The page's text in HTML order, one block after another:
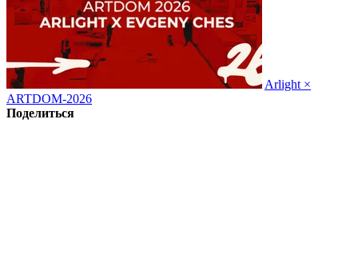
Arlight ×
ARTDOM-2026
Поделиться